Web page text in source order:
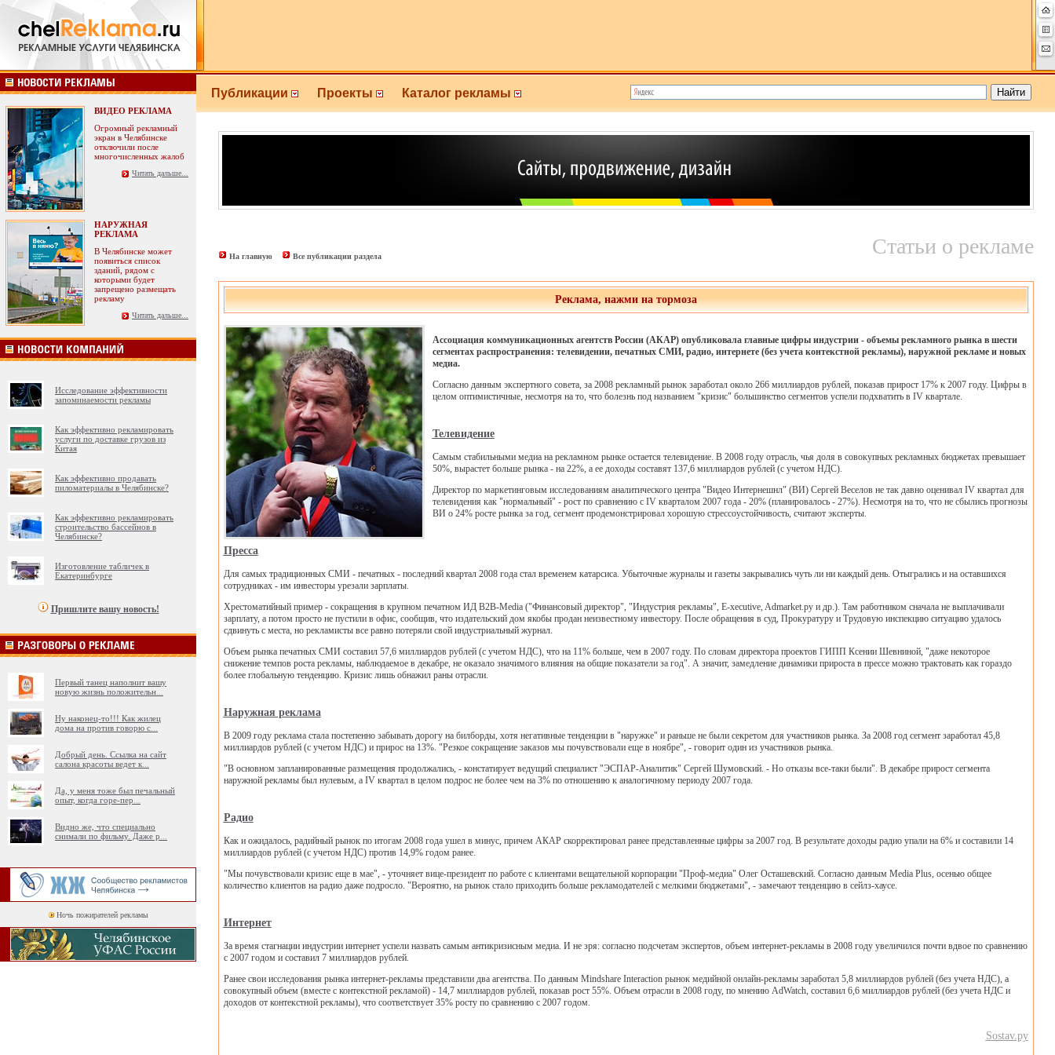
ВИДЕО РЕКЛАМА
Огромный рекламный
экран в Челябинске
отключили после
многочисленных жалоб
Читать дальше...
НАРУЖНАЯ
РЕКЛАМА
В Челябинске может
появиться список
зданий, рядом с
которыми будет
запрещено размещать
рекламу
Читать дальше...
Исследование эффективности
запоминаемости рекламы
Как эффективно рекламировать
услуги по доставке грузов из
Китая
Как эффективно продавать
пиломатериалы в Челябинске?
Как эффективно рекламировать
строительство бассейнов в
Челябинске?
Изготовление табличек в
Екатеринбурге
Пришлите вашу новость!
Первый танец наполнит вашу
новую жизнь положительн
Ну наконец-то!!! Как жилец
дома на против говорю с
Добрый день. Ссылка на сайт
салона красоты ведет к
Да, у меня тоже был печальный
опыт, когда горе-пер
Видно же, что специально
снимали по фильму. Даже р
Ночь пожирателей рекламы
Публикации Проекты Каталог рекламы
На главную Все публикации раздела Статьи о рекламе
Реклама, нажми на тормоза
Ассоциация коммуникационных агентств России (АКАР) опубликовала главные цифры индустрии - объемы рекламного рынка в шести
сегментах распространения: телевидении, печатных СМИ, радио, интернете (без учета контекстной рекламы), наружной рекламе и новых
медиа.
Согласно данным экспертного совета, за 2008 рекламный рынок заработал около 266 миллиардов рублей, показав прирост 17% к 2007 году. Цифры в
целом оптимистичные, несмотря на то, что болезнь под названием "кризис" большинство сегментов успели подхватить в IV квартале.
Телевидение
Самым стабильными медиа на рекламном рынке остается телевидение. В 2008 году отрасль, чья доля в совокупных рекламных бюджетах превышает
50%, вырастет больше рынка - на 22%, а ее доходы составят 137,6 миллиардов рублей (с учетом НДС).
Директор по маркетинговым исследованиям аналитического центра "Видео Интернешнл" (ВИ) Сергей Веселов не так давно оценивал IV квартал для
телевидения как "нормальный" - рост по сравнению с IV кварталом 2007 года - 20% (планировалось - 27%). Несмотря на то, что не сбылись прогнозы
ВИ о 24% росте рынка за год, сегмент продемонстрировал хорошую стрессоустойчивость, считают эксперты.
Пресса
Для самых традиционных СМИ - печатных - последний квартал 2008 года стал временем катарсиса. Убыточные журналы и газеты закрывались чуть ли ни каждый день. Отыгрались и на оставшихся
сотрудниках - им инвесторы урезали зарплаты.
Хрестоматийный пример - сокращения в крупном печатном ИД B2B-Media ("Финансовый директор", "Индустрия рекламы", E-xecutive, Admarket.ру и др.). Там работником сначала не выплачивали
зарплату, а потом просто не пустили в офис, сообщив, что издательский дом якобы продан неизвестному инвестору. После обращения в суд, Прокуратуру и Трудовую инспекцию ситуацию удалось
сдвинуть с места, но рекламисты все равно потеряли свой индустриальный журнал.
Объем рынка печатных СМИ составил 57,6 миллиардов рублей (с учетом НДС), что на 11% больше, чем в 2007 году. По словам директора проектов ГИПП Ксении Шевниной, "даже некоторое
снижение темпов роста рекламы, наблюдаемое в декабре, не оказало значимого влияния на общие показатели за год". А значит, замедление динамики прироста в прессе можно трактовать как гораздо
более глобальную тенденцию. Кризис лишь обнажил раны отрасли.
Наружная реклама
В 2009 году реклама стала постепенно забывать дорогу на билборды, хотя негативные тенденции в "наружке" и раньше не были секретом для участников рынка. За 2008 год сегмент заработал 45,8
миллиардов рублей (с учетом НДС) и прирос на 13%. "Резкое сокращение заказов мы почувствовали еще в ноябре", - говорит один из участников рынка.
"В основном запланированные размещения продолжались, - констатирует ведущий специалист "ЭСПАР-Аналитик" Сергей Шумовский. - Но отказы все-таки были". В декабре прирост сегмента
наружной рекламы был нулевым, а IV квартал в целом подрос не более чем на 3% по отношению к аналогичному периоду 2007 года.
Радио
Как и ожидалось, радийный рынок по итогам 2008 года ушел в минус, причем АКАР скорректировал ранее представленные цифры за 2007 год. В результате доходы радио упали на 6% и составили 14
миллиардов рублей (с учетом НДС) против 14,9% годом ранее.
"Мы почувствовали кризис еще в мае", - уточняет вице-президент по работе с клиентами вещательной корпорации "Проф-медиа" Олег Осташевский. Согласно данным Media Plus, осенью общее
количество клиентов на радио даже подросло. "Вероятно, на рынок стало приходить больше рекламодателей с мелкими бюджетами", - замечают тенденцию в сейлз-хаусе.
Интернет
За время стагнации индустрии интернет успели назвать самым антикризисным медиа. И не зря: согласно подсчетам экспертов, объем интернет-рекламы в 2008 году увеличился почти вдвое по сравнению
с 2007 годом и составил 7 миллиардов рублей.
Ранее свои исследования рынка интернет-рекламы представили два агентства. По данным Mindshare Interaction рынок медийной онлайн-рекламы заработал 5,8 миллиардов рублей (без учета НДС), а
совокупный объем (вместе с контекстной рекламой) - 14,7 миллиардов рублей, показав рост 55%. Объем отрасли в 2008 году, по мнению AdWatch, составил 6,6 миллиардов рублей (без учета НДС и
доходов от контекстной рекламы), что соответствует 35% росту по сравнению с 2007 годом.
Sostav.ру